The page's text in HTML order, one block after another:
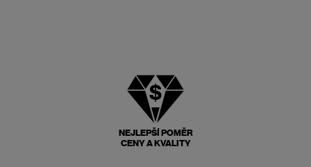
NEJLEPŠÍ POMĚR
CENY A KVALITY